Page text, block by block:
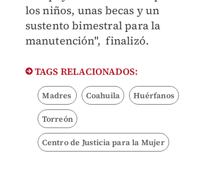
los niños, unas becas y un
sustento bimestral para la
manutención", finalizó.
TAGS RELACIONADOS:
Madres Coahuila Huérfanos
Torreón
Centro de Justicia para la Mujer